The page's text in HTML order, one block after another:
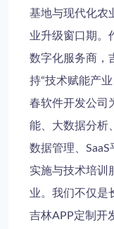
基地与现代化农
业升级窗口期。
数字化服务商，
持“技术赋能产
春软件开发公司
能、大数据分析
数据管理、
实施与技术培训
业。我们不仅是
吉林APP定制开